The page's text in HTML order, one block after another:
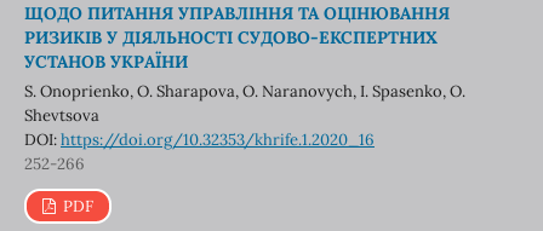
ЩОДО ПИТАННЯ УПРАВЛІННЯ ТА ОЦІНЮВАННЯ
РИЗИКІВ У ДІЯЛЬНОСТІ СУДОВО-ЕКСПЕРТНИХ
УСТАНОВ УКРАЇНИ
S. Onoprienko, O. Sharapova, O. Naranovych, I. Spasenko, О.
Shevtsova
DOI:https://doi.org/10.32353/khrife.1.2020_16
252-266
PDF